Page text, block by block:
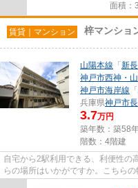
面積：
賃貸｜マンション 梓マンショ
山陽本線 「 新
神戸市西神・
神戸市海岸線 「
兵庫県神戸市
3.7万円
築年数：築58
階数：4階建
自宅から2駅利用できる、利便性の
らの場所はいかがですか。こちら